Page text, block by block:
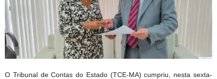
O Tribunal de Contas do Estado (TCE-MA) cumpriu, nesta sexta-